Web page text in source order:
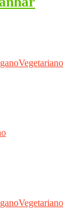
Vegetariano
Vegetariano